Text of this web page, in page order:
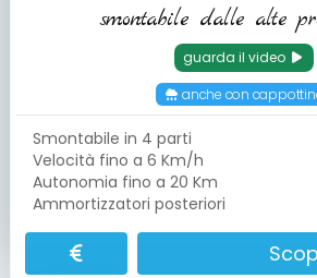
smontabile dalle alte
guarda il video
anche con
Smontabile in 4 parti
Velocità fino a 6 Km/h
Autonomia fino a 20 Km
Ammortizzatori posteriori